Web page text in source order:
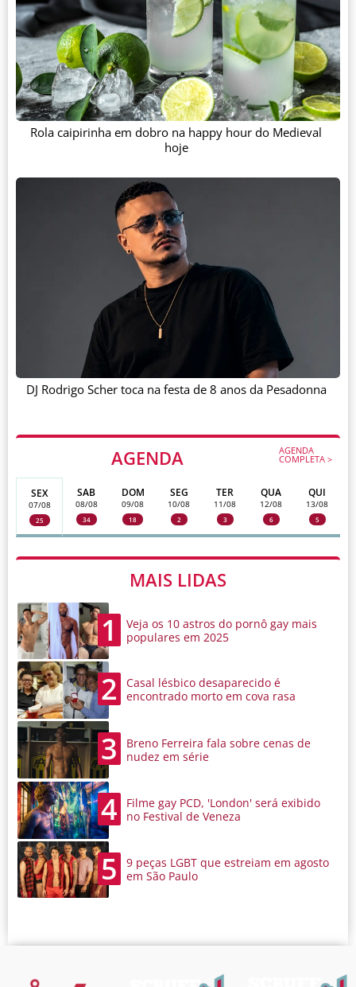
AGENDA AGENDA
COMPLETA >
SEX
07/08
25
SAB
08/08
34
DOM
09/08
18
SEG
10/08
2
TER
11/08
3
QUA
12/08
6
QUI
13/08
5
MAIS LIDAS
1
Veja os 10 astros do pornô gay mais
populares em 2025
2
Casal lésbico desaparecido é
encontrado morto em cova rasa
3
Breno Ferreira fala sobre cenas de
nudez em série
4
Filme gay PCD, 'London' será exibido
no Festival de Veneza
5
9 peças LGBT que estreiam em agosto
em São Paulo
Rola caipirinha em dobro na happy hour do Medieval
hoje
DJ Rodrigo Scher toca na festa de 8 anos da Pesadonna